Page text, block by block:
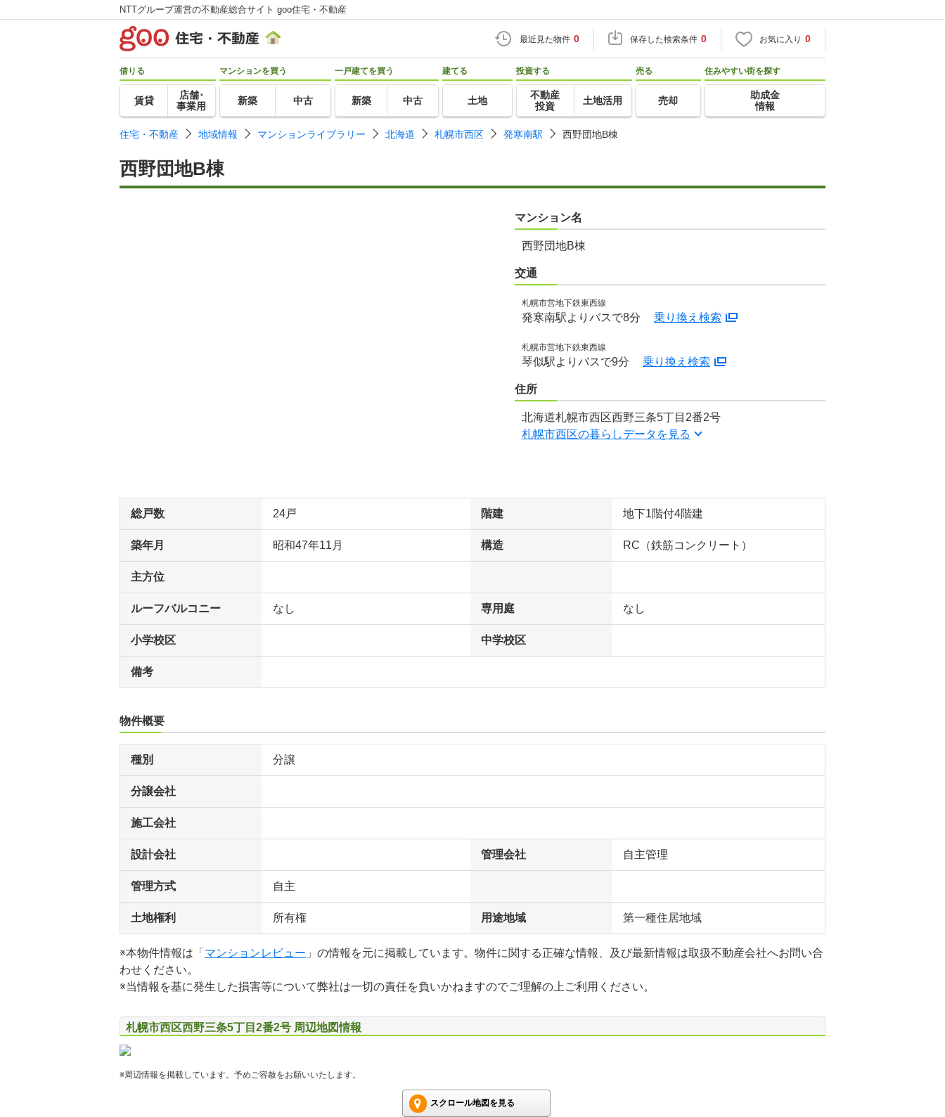
NTTグループ運営の不動産総合サイト goo住宅・不動産
最近見た物件 0 保存した検索条件 0 お気に入り 0
借りる
賃貸
店舗･
事業用
マンションを買う
新築 中古
一戸建てを買う
新築 中古
建てる
土地
投資する
不動産
投資
土地活用
売る
売却
住みやすい街を探す
助成金
情報
住宅・不動産 地域情報 マンションライブラリー 北海道 札幌市西区 発寒南駅 西野団地B棟
西野団地B棟
マンション名
西野団地B棟
交通
札幌市営地下鉄東西線
発寒南駅よりバスで8分 乗り換え検索
札幌市営地下鉄東西線
琴似駅よりバスで9分 乗り換え検索
住所
北海道札幌市西区西野三条5丁目2番2号
札幌市西区の暮らしデータを見る
総戸数 24戸 階建 地下1階付4階建
築年月 昭和47年11月 構造 RC（鉄筋コンクリート）
主方位
ルーフバルコニー なし 専用庭 なし
小学校区 中学校区
備考
物件概要
種別 分譲
分譲会社
施工会社
設計会社 管理会社 自主管理
管理方式 自主
土地権利 所有権 用途地域 第一種住居地域
※本物件情報は「 マンションレビュー 」の情報を元に掲載しています。物件に関する正確な情報、及び最新情報は取扱不動産会社へお問い合
わせください。
※当情報を基に発生した損害等について弊社は一切の責任を負いかねますのでご理解の上ご利用ください。
札幌市西区西野三条5丁目2番2号 周辺地図情報
※周辺情報を掲載しています。予めご容赦をお願いいたします。
スクロール地図を見る